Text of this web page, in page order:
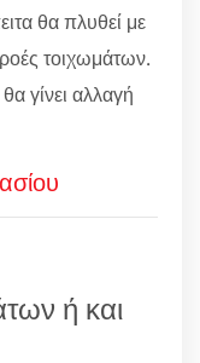
θα πλυθεί με
τοιχωμάτων.
γίνει αλλαγή
ή και